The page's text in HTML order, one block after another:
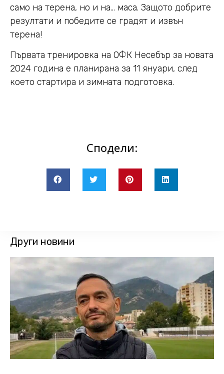
само на терена, но и на… маса. Защото добрите
резултати и победите се градят и извън
терена!
Първата тренировка на ОФК Несебър за новата
2024 година е планирана за 11 януари, след
което стартира и зимната подготовка.
Сподели:
Други новини